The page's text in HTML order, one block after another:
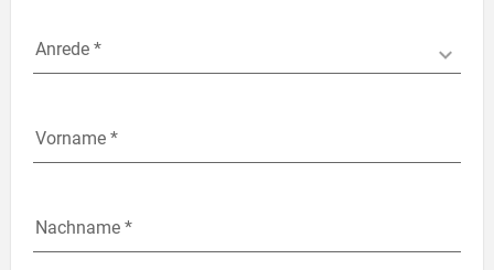
Anrede *
Anrede *
Vorname *
Vorname *
Nachname *
Nachname *